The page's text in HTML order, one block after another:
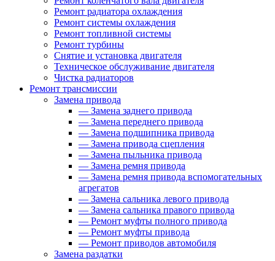
Ремонт радиатора охлаждения
Ремонт системы охлаждения
Ремонт топливной системы
Ремонт турбины
Снятие и установка двигателя
Техническое обслуживание двигателя
Чистка радиаторов
Ремонт трансмиссии
Замена привода
— Замена заднего привода
— Замена переднего привода
— Замена подшипника привода
— Замена привода сцепления
— Замена пыльника привода
— Замена ремня привода
— Замена ремня привода вспомогательных
агрегатов
— Замена сальника левого привода
— Замена сальника правого привода
— Ремонт муфты полного привода
— Ремонт муфты привода
— Ремонт приводов автомобиля
Замена раздатки